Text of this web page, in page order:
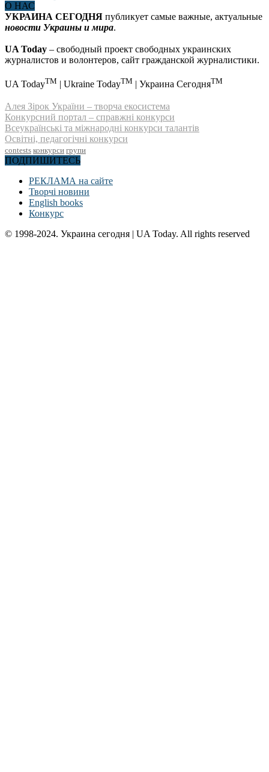
О НАС
УКРАИНА СЕГОДНЯ публикует самые важные, актуальные
новости Украины и мира.
UA Today – свободный проект свободных украинских
журналистов и волонтеров, сайт гражданской журналистики.
UA TodayTM | Ukraine TodayTM | Украина СегодняTM
Алея Зірок України – творча екосистема
Конкурсний портал – справжні конкурси
Всеукраїнські та міжнародні конкурси талантів
Освітні, педагогічні конкурси
contests конкурси групи
ПОДПИШИТЕСЬ
РЕКЛАМА на сайте
Творчі новини
English books
Конкурс
© 1998-2024. Украина сегодня | UA Today. All rights reserved